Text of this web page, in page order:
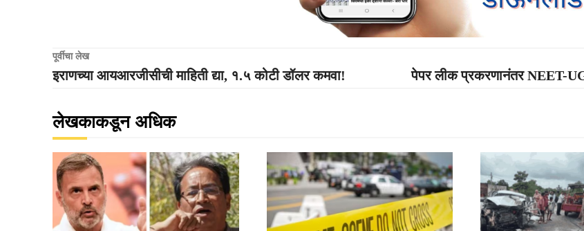
पूर्वीचा लेख
इराणच्या आयआरजीसीची माहिती द्या, १.५ कोटी डॉलर कमवा! पेपर लीक प्रकरणानंतर NEET-UG
लेखकाकडून अधिक